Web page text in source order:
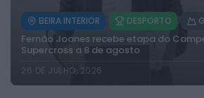
BEIRA INTERIOR DESPORTO
Fernão Joanes recebe etapa do
Supercross a 8 de agosto
26 DE JULHO, 2026